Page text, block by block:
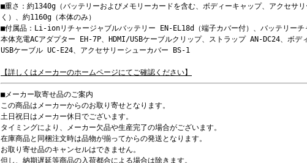
■重さ：約1340g（バッテリーおよびメモリーカードを含む、ボディーキャップ、アクセサ
く）、約1160g（本体のみ）
■付属品：Li-ionリチャージャブルバッテリー EN-EL18d（端子カバー付）、バッテリーチ
本体充電ACアダプター EH-7P、HDMI/USBケーブルクリップ、ストラップ AN-DC24、ボデ
USBケーブル UC-E24、アクセサリーシューカバー BS-1
【詳しくはメーカーのホームページにてご確認ください】
■メーカー取寄せ品のご案内
この商品はメーカーからのお取り寄せとなります。
土日祝日はメーカー休日でございます。
タイミングにより、メーカー欠品や生産完了の場合がございます。
在庫商品と同梱注文時は品物が揃ってからの発送となります。
お取り寄せ品のキャンセルはできません。
但し、納期遅延等商品の入荷都合による場合は除きます。